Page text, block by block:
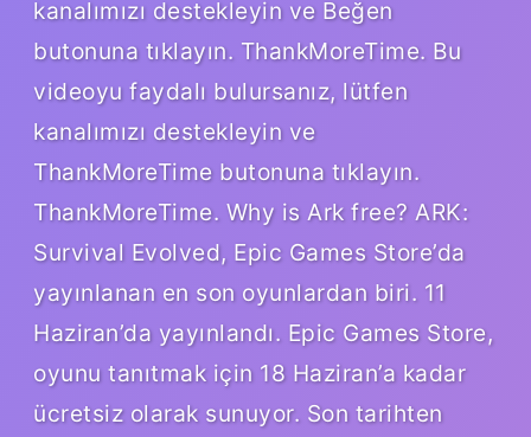
kanalımızı destekleyin ve Beğen
butonuna tıklayın. ThankMoreTime. Bu
videoyu faydalı bulursanız, lütfen
kanalımızı destekleyin ve
ThankMoreTime butonuna tıklayın.
ThankMoreTime. Why is Ark free? ARK:
Survival Evolved, Epic Games Store’da
yayınlanan en son oyunlardan biri. 11
Haziran’da yayınlandı. Epic Games Store,
oyunu tanıtmak için 18 Haziran’a kadar
ücretsiz olarak sunuyor. Son tarihten